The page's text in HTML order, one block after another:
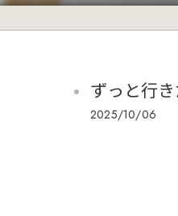
ずっと行
2025/10/06